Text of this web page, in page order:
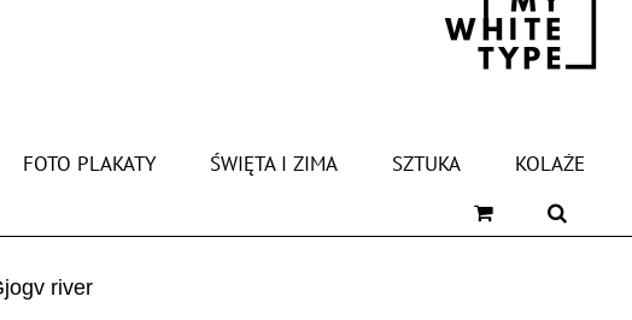
FOTO PLAKATY ŚWIĘTA I ZIMA SZTUKA KOLAŻE
river